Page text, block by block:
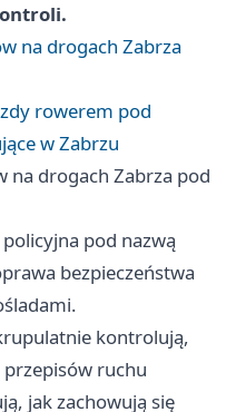
na drogach Zabrza
rowerem pod
w Zabrzu
na drogach Zabrza pod
pod nazwą
bezpieczeństwa
kontrolują,
ruchu
jak zachowują się